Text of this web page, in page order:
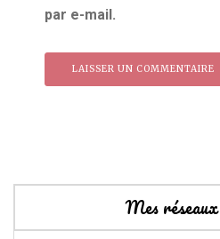
par e-mail.
Mes